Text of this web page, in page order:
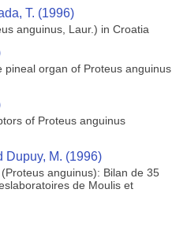
T. (1996)
anguinus, Laur.) in Croatia
pineal organ of Proteus anguinus
of Proteus anguinus
Dupuy, M. (1996)
anguinus): Bilan de 35
de Moulis et